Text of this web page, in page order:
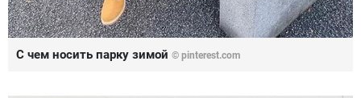
С чем носить парку зимой © pinterest.com